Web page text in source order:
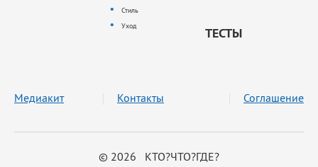
Стиль
Уход
ТЕСТЫ
© 2026 КТО?ЧТО?ГДЕ?
Медиакит Контакты Соглашение